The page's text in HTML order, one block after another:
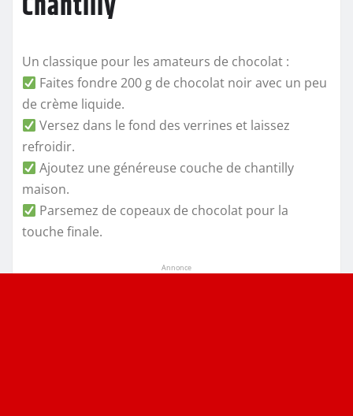
Un classique pour les amateurs de chocolat :
Faites fondre 200 g de chocolat noir avec un peu
de crème liquide.
Versez dans le fond des verrines et laissez
refroidir.
Ajoutez une généreuse couche de chantilly
maison.
Parsemez de copeaux de chocolat pour la
touche finale.
Annonce